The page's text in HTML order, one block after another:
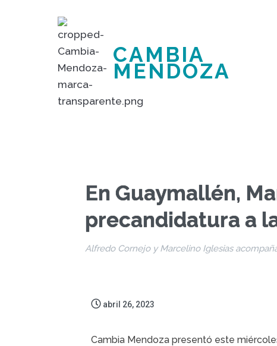
CAMBIA
MENDOZA
En Guaymallén,
precandidatura a
Alfredo Cornejo y Marcelino Iglesias
abril 26, 2023
Cambia Mendoza presentó este